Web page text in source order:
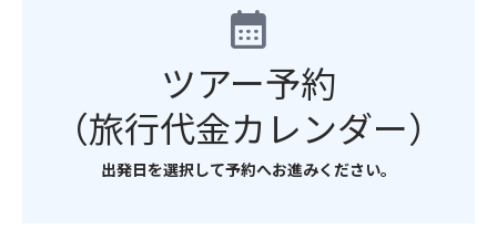
calendar_month
ツアー予約
（旅行代金カレンダー）
出発日を選択して予約へお進みください。